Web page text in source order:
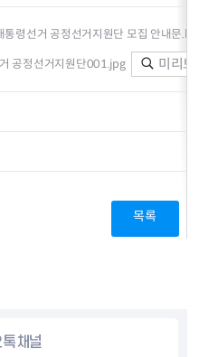
통령선거 공정선거지원단 모집 안내문
공정선거지원단001.jpg 미리보
목록
채널